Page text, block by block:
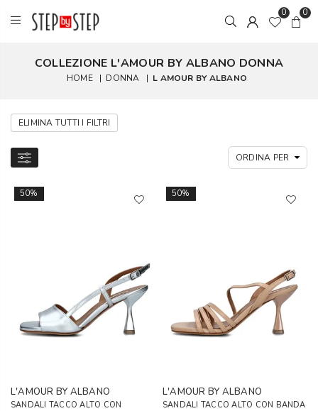
0 0
COLLEZIONE L'AMOUR BY ALBANO DONNA
HOME | DONNA | L AMOUR BY ALBANO
ELIMINA TUTTI I FILTRI
50%
L'AMOUR BY ALBANO
SANDALI TACCO ALTO CON
50%
L'AMOUR BY ALBANO
SANDALI TACCO ALTO CON BANDA